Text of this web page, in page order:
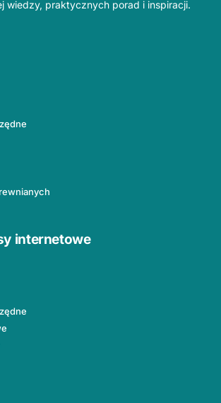
wiedzy, praktycznych porad i inspiracji.
internetowe